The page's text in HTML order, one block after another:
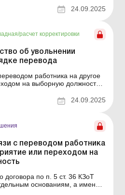
порядке перевода ...
24.09.2025
расчет корректировки
об увольнении
перевода
работника на другое
на выборную должность
24.09.2025
с переводом работника
или переходом на
договора по п. 5 ст. 36 КЗоТ
основаниям, а именно: